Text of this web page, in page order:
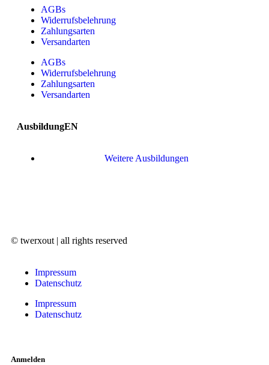
AGBs
Widerrufsbelehrung
Zahlungsarten
Versandarten
AGBs
Widerrufsbelehrung
Zahlungsarten
Versandarten
AusbildungEN
Weitere Ausbildungen
© twerxout | all rights reserved
Impressum
Datenschutz
Impressum
Datenschutz
Anmelden